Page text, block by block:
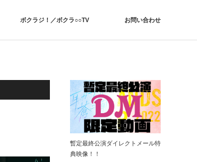
ボクラジ！／ボクラ○○TV お問い合わせ
-Play Again- vol.10「鏡ニ映
暫定最終公演ダイレクトメール特
典映像！！